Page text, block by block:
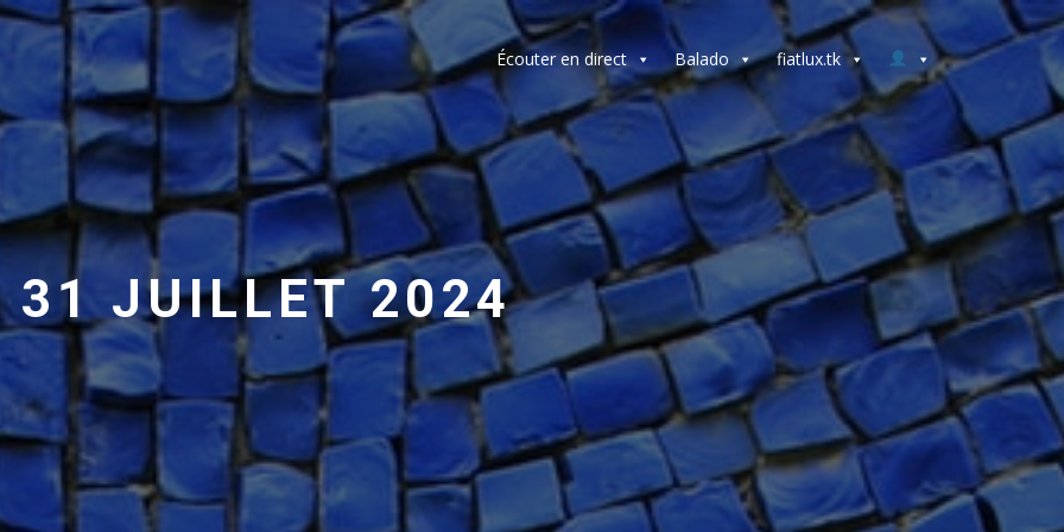
Écouter en direct Balado fiatlux.tk
31 JUILLET 2024